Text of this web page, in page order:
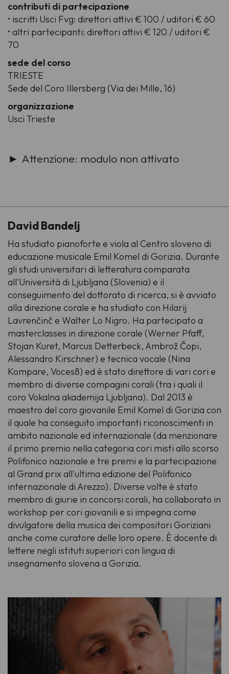
contributi di partecipazione
• iscritti Usci Fvg: direttori attivi € 100 / uditori € 60
• altri partecipanti: direttori attivi € 120 / uditori €
70
sede del corso
TRIESTE
Sede del Coro Illersberg (Via dei Mille, 16)
organizzazione
Usci Trieste
► Attenzione: modulo non attivato
David Bandelj
Ha studiato pianoforte e viola al Centro sloveno di
educazione musicale Emil Komel di Gorizia. Durante
gli studi universitari di letteratura comparata
all'Università di Ljubljana (Slovenia) e il
conseguimento del dottorato di ricerca, si è avviato
alla direzione corale e ha studiato con Hilarij
Lavrenčinč e Walter Lo Nigro. Ha partecipato a
masterclasses in direzione corale (Werner Pfaff,
Stojan Kuret, Marcus Detterbeck, Ambrož Čopi,
Alessandro Kirschner) e tecnica vocale (Nina
Kompare, Voces8) ed è stato direttore di vari cori e
membro di diverse compagini corali (tra i quali il
coro Vokalna akademija Ljubljana). Dal 2013 è
maestro del coro giovanile Emil Komel di Gorizia con
il quale ha conseguito importanti riconoscimenti in
ambito nazionale ed internazionale (da menzionare
il primo premio nella categoria cori misti allo scorso
Polifonico nazionale e tre premi e la partecipazione
al Grand prix all'ultima edizione del Polifonico
internazionale di Arezzo). Diverse volte è stato
membro di giurie in concorsi corali, ha collaborato in
workshop per cori giovanili e si impegna come
divulgatore della musica dei compositori Goriziani
anche come curatore delle loro opere. È docente di
lettere negli istituti superiori con lingua di
insegnamento slovena a Gorizia.